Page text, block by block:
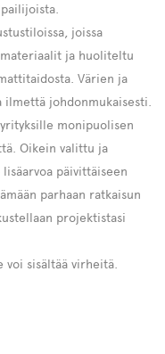
joissa
materiaalit ja huoliteltu
Värien ja
johdonmukaisesti.
monipuolisen
Oikein valittu ja
päivittäiseen
parhaan ratkaisun
projektistasi
voi sisältää virheitä.